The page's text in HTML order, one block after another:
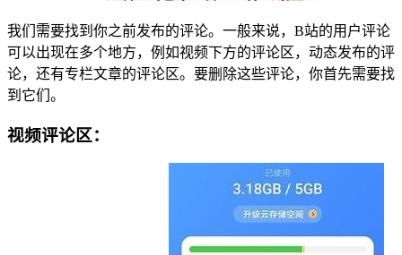
我们需要找到你之前发布的评论。一般来说，B站的用户评论
可以出现在多个地方，例如视频下方的评论区，动态发布的评
论，还有专栏文章的评论区。要删除这些评论，你首先需要找
到它们。
视频评论区：